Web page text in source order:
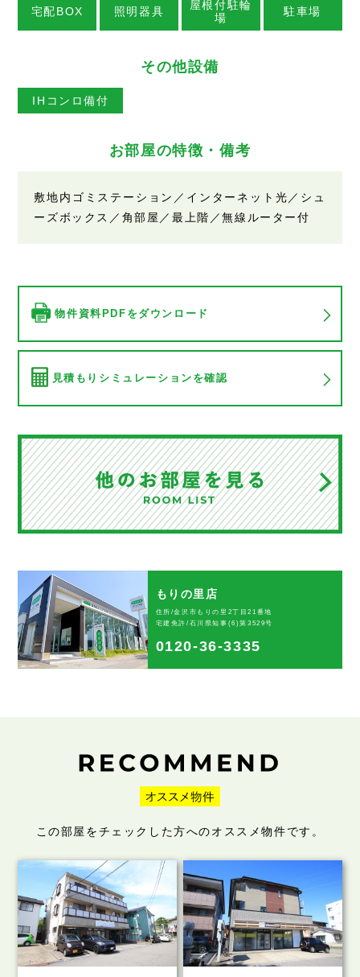
宅配BOX 照明器具
屋根付駐輪
場
駐車場
その他設備
IHコンロ備付
お部屋の特徴・備考
敷地内ゴミステーション／インターネット光／シュ
ーズボックス／角部屋／最上階／無線ルーター付
物件資料PDFをダウンロード
見積もりシミュレーションを確認
もりの里店
住所/金沢市もりの里2丁目21番地
宅建免許/石川県知事(6)第3529号
0120-36-3335
この部屋をチェックした方へのオススメ物件です。